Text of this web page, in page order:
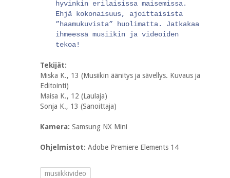
hyvinkin erilaisissa maisemissa.
Ehjä kokonaisuus, ajoittaisista
”haamukuvista” huolimatta. Jatkakaa
ihmeessä musiikin ja videoiden
tekoa!
Tekijät:
Miska K., 13 (Musiikin äänitys ja sävellys. Kuvaus ja
Editointi)
Maisa K., 12 (Laulaja)
Sonja K., 13 (Sanoittaja)
Kamera: Samsung NX Mini
Ohjelmistot: Adobe Premiere Elements 14
musiikkivideo